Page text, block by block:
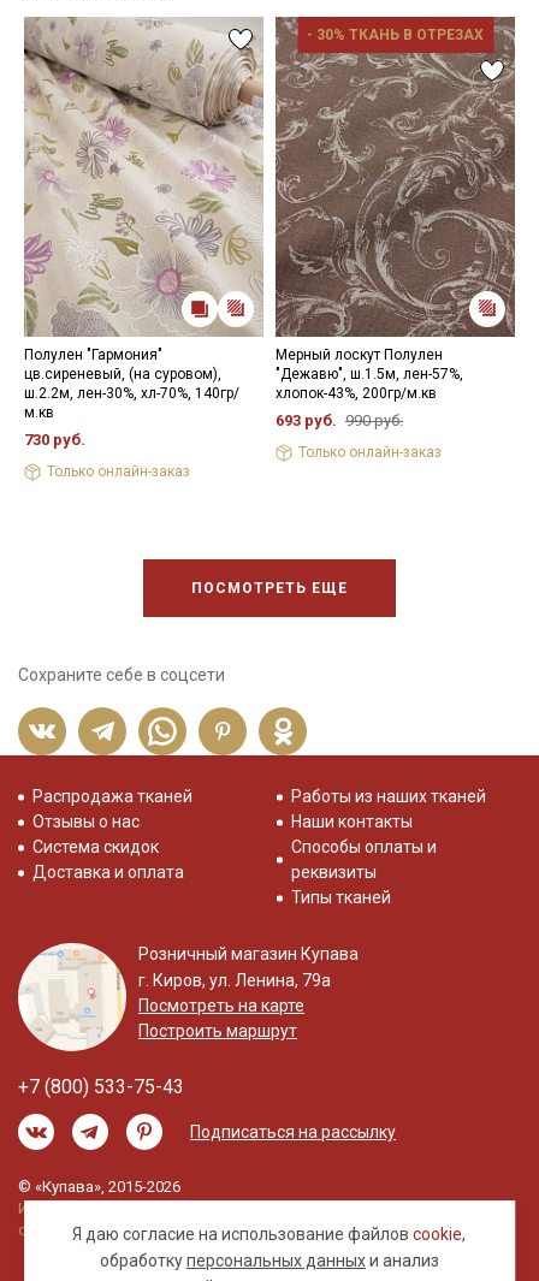
Полулен "Гармония"
цв.сиреневый, (на суровом),
ш.2.2м, лен-30%, хл-70%, 140гр/
м.кв
730 руб.
Только онлайн-заказ
- 30% ТКАНЬ В ОТРЕЗАХ
Мерный лоскут Полулен
"Дежавю", ш.1.5м, лен-57%,
хлопок-43%, 200гр/м.кв
693 руб. 990 руб.
Только онлайн-заказ
ПОСМОТРЕТЬ ЕЩЕ
Сохраните себе в соцсети
Я даю согласие на использование файловcookie,
обработкуперсональных данныхи анализ
Распродажа тканей
Отзывы о нас
Система скидок
Доставка и оплата
Работы из наших тканей
Наши контакты
Способы оплаты и
реквизиты
Типы тканей
Розничный магазин Купава
г. Киров, ул. Ленина, 79а
Посмотреть на карте
Построить маршрут
+7 (800) 533-75-43
Подписаться на рассылку
© «Купава», 2015-2026
Информация на сайте не является публичной
офертой.